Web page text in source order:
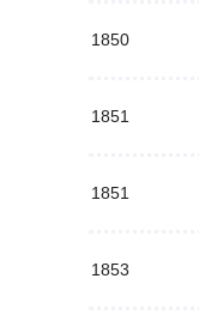
1850
1851
1851
1853